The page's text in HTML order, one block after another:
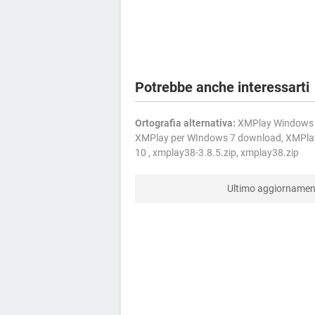
Potrebbe anche interessarti
Ortografia alternativa: XMPlay
XMPlay per WIndows 7 download,
10 , xmplay38-3.8.5.zip, xmplay38.zip
Ultimo